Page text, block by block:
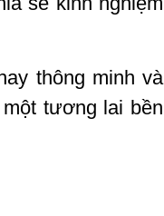
thông minh và
tương lai bền